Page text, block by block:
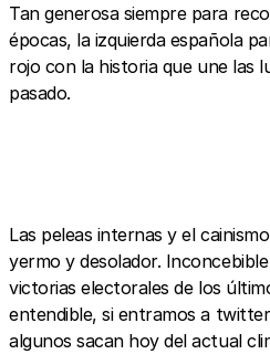
Tan generosa siempre para
épocas, la izquierda española
rojo con la historia que une las
pasado.
Las peleas internas y el
yermo y desolador.
victorias electorales de los
entendible, si entramos a
algunos sacan hoy del actual